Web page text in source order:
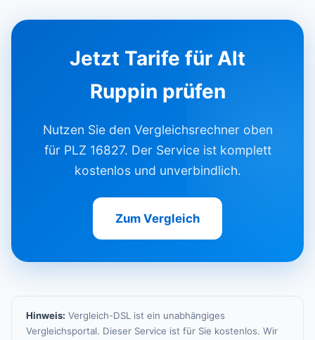
Jetzt Tarife für Alt
Ruppin prüfen
Nutzen Sie den Vergleichsrechner oben
für PLZ 16827. Der Service ist komplett
kostenlos und unverbindlich.
Zum Vergleich
Hinweis: Vergleich-DSL ist ein unabhängiges
Vergleichsportal. Dieser Service ist für Sie kostenlos. Wir